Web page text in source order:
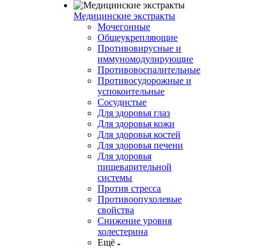
Медицинские экстракты
Мочегонные
Общеукрепляющие
Противовирусные и
иммуномодулирующие
Противовоспалительные
Противосудорожные и
успокоительные
Сосудистые
Для здоровья глаз
Для здоровья кожи
Для здоровья костей
Для здоровья печени
Для здоровья
пищеварительной
системы
Против стресса
Противоопухолевые
свойства
Снижение уровня
холестерина
Ещё